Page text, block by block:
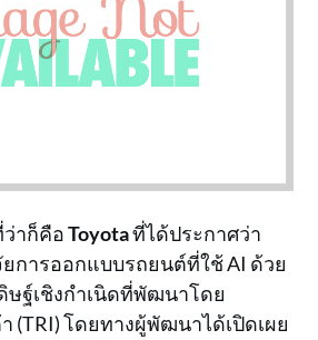
ว่าก็คือToyotaที่ได้ประกาศว่า
ยการออกแบบรถยนต์ที่ใช้ AI ด้วย
ฐ์เชิงกำเนิดที่พัฒนาโดย
(TRI) โดยทางผู้พัฒนาได้เปิดเผย